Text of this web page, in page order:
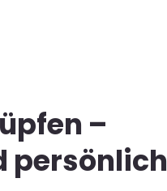
–
persönlich